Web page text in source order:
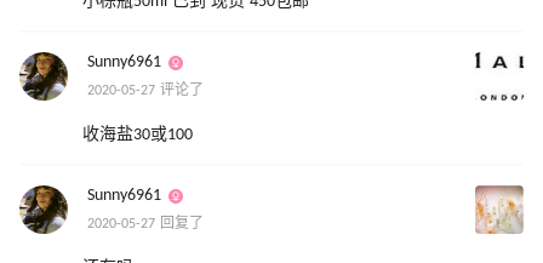
Sunny6961
2020-05-27 评论了
收海盐30或100
Sunny6961
2020-05-27 回复了